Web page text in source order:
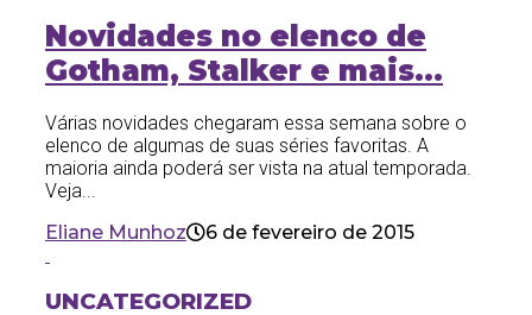
Novidades no elenco de
Gotham, Stalker e mais…
Várias novidades chegaram essa semana sobre o
elenco de algumas de suas séries favoritas. A
maioria ainda poderá ser vista na atual temporada.
Veja...
Eliane Munhoz
6 de fevereiro de 2015
UNCATEGORIZED